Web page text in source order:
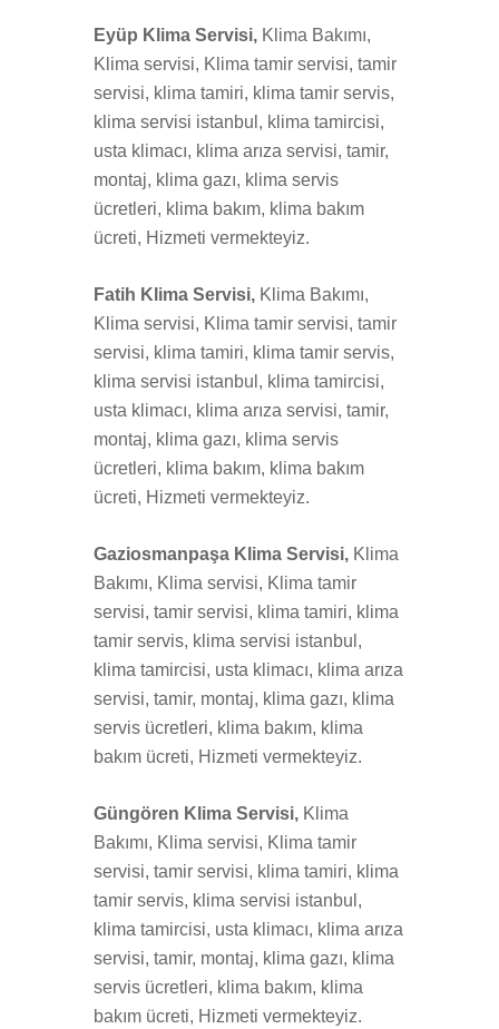
Eyüp Klima Servisi, Klima Bakımı,
Klima servisi, Klima tamir servisi, tamir
servisi, klima tamiri, klima tamir servis,
klima servisi istanbul, klima tamircisi,
usta klimacı, klima arıza servisi, tamir,
montaj, klima gazı, klima servis
ücretleri, klima bakım, klima bakım
ücreti, Hizmeti vermekteyiz.
Fatih Klima Servisi, Klima Bakımı,
Klima servisi, Klima tamir servisi, tamir
servisi, klima tamiri, klima tamir servis,
klima servisi istanbul, klima tamircisi,
usta klimacı, klima arıza servisi, tamir,
montaj, klima gazı, klima servis
ücretleri, klima bakım, klima bakım
ücreti, Hizmeti vermekteyiz.
Gaziosmanpaşa Klima Servisi, Klima
Bakımı, Klima servisi, Klima tamir
servisi, tamir servisi, klima tamiri, klima
tamir servis, klima servisi istanbul,
klima tamircisi, usta klimacı, klima arıza
servisi, tamir, montaj, klima gazı, klima
servis ücretleri, klima bakım, klima
bakım ücreti, Hizmeti vermekteyiz.
Güngören Klima Servisi, Klima
Bakımı, Klima servisi, Klima tamir
servisi, tamir servisi, klima tamiri, klima
tamir servis, klima servisi istanbul,
klima tamircisi, usta klimacı, klima arıza
servisi, tamir, montaj, klima gazı, klima
servis ücretleri, klima bakım, klima
bakım ücreti, Hizmeti vermekteyiz.